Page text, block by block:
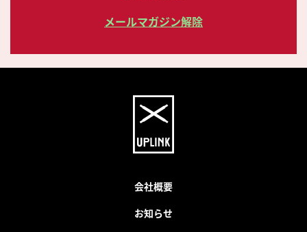
メールマガジン解除
会社概要
お知らせ